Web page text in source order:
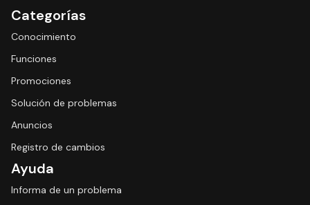
Categorías
Conocimiento
Funciones
Promociones
Solución de problemas
Anuncios
Registro de cambios
Ayuda
Informa de un problema